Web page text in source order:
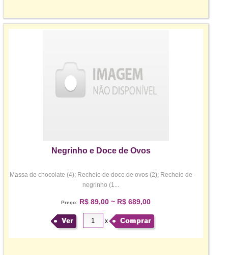
Negrinho e Doce de Ovos
Massa de chocolate (4); Recheio de doce de ovos (2); Recheio de
negrinho (1...
Preço:R$ 89,00 ~ R$ 689,00
Ver x Comprar